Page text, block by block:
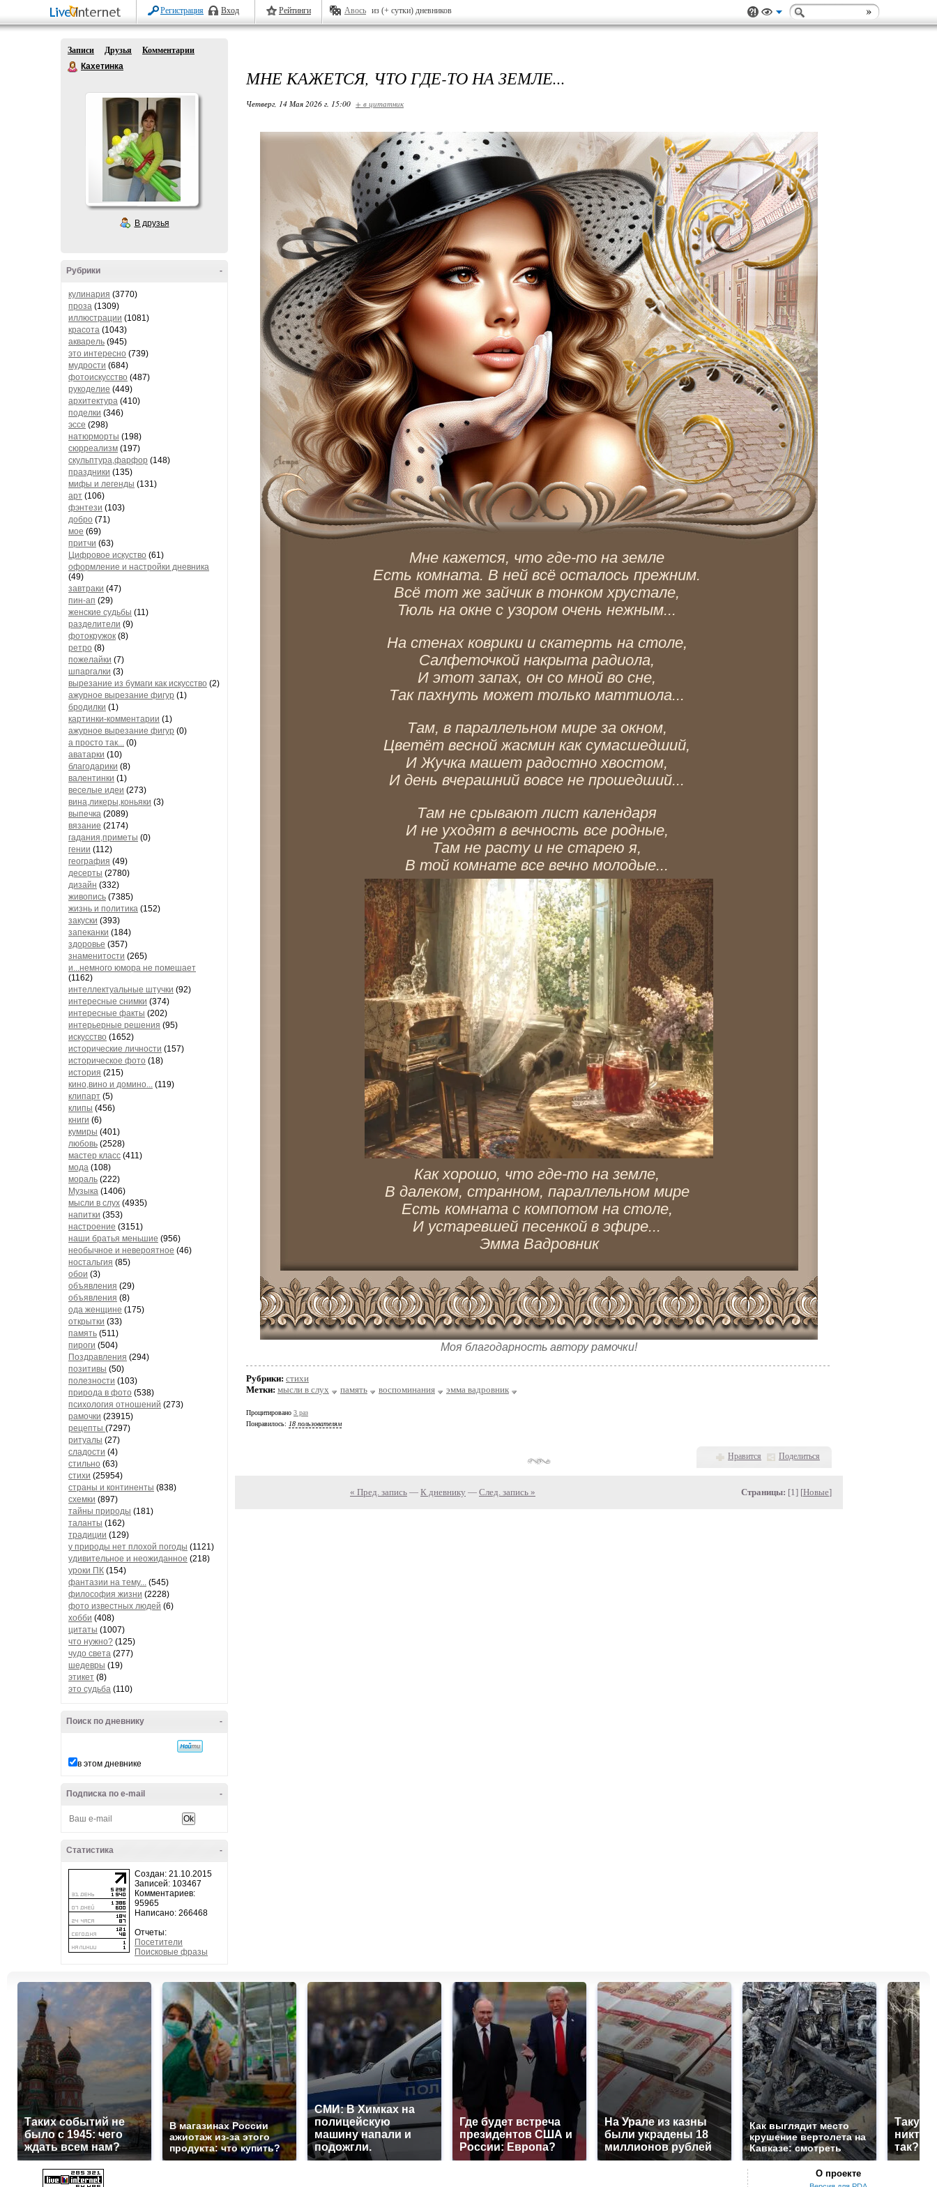
Регистрация Вход Рейтинги Авось из (+ сутки) дневников
Записи Друзья
Комментарии
Кахетинка
В друзья
-
Рубрики
кулинария (3770)
проза (1309)
иллюстрации (1081)
красота (1043)
акварель (945)
это интересно (739)
мудрости (684)
фотоискусство (487)
рукоделие (449)
архитектура (410)
поделки (346)
эссе (298)
натюрморты (198)
сюрреализм (197)
скульптура,фарфор (148)
праздники (135)
мифы и легенды (131)
арт (106)
фэнтези (103)
добро (71)
мое (69)
притчи (63)
Цифровое искуство (61)
оформление и настройки дневника
(49)
завтраки (47)
пин-ап (29)
женские судьбы (11)
разделители (9)
фотокружок (8)
ретро (8)
пожелайки (7)
шпаргалки (3)
вырезание из бумаги как искусство (2)
ажурное вырезание фигур (1)
бродилки (1)
картинки-комментарии (1)
ажурное вырезание фигур (0)
а просто так... (0)
аватарки (10)
благодарики (8)
валентинки (1)
веселые идеи (273)
вина,ликеры,коньяки (3)
выпечка (2089)
вязание (2174)
гадания,приметы (0)
гении (112)
география (49)
десерты (2780)
дизайн (332)
живопись (7385)
жизнь и политика (152)
закуски (393)
запеканки (184)
здоровье (357)
знаменитости (265)
и...немного юмора не помешает
(1162)
интеллектуальные штучки (92)
интересные снимки (374)
интересные факты (202)
интерьерные решения (95)
искусство (1652)
исторические личности (157)
историческое фото (18)
история (215)
кино,вино и домино... (119)
клипарт (5)
клипы (456)
книги (6)
кумиры (401)
любовь (2528)
мастер класс (411)
мода (108)
мораль (222)
Музыка (1406)
мысли в слух (4935)
напитки (353)
настроение (3151)
наши братья меньшие (956)
необычное и невероятное (46)
ностальгия (85)
обои (3)
объявления (29)
объявления (8)
ода женщине (175)
открытки (33)
память (511)
пироги (504)
Поздравления (294)
позитивы (50)
полезности (103)
природа в фото (538)
психология отношений (273)
рамочки (23915)
рецепты (7297)
ритуалы (27)
сладости (4)
стильно (63)
стихи (25954)
страны и континенты (838)
схемки (897)
тайны природы (181)
таланты (162)
традиции (129)
у природы нет плохой погоды (1121)
удивительное и неожиданное (218)
уроки ПК (154)
фантазии на тему... (545)
философия жизни (2228)
фото известных людей (6)
хобби (408)
цитаты (1007)
что нужно? (125)
чудо света (277)
шедевры (19)
этикет (8)
это судьба (110)
-
Поиск по дневнику
в этом дневнике
-
Подписка по e-mail
-
Статистика
Создан: 21.10.2015
Записей: 103467
Комментариев:
95965
Написано: 266468
Отчеты:
Посетители
Поисковые фразы
МНЕ КАЖЕТСЯ, ЧТО ГДЕ-ТО НА ЗЕМЛЕ...
Четверг, 14 Мая 2026 г. 15:00 + в цитатник
Мне кажется, что где-то на земле
Есть комната. В ней всё осталось прежним.
Всё тот же зайчик в тонком хрустале,
Тюль на окне с узором очень нежным...
На стенах коврики и скатерть на столе,
Салфеточкой накрыта радиола,
И этот запах, он со мной во сне,
Так пахнуть может только маттиола...
Там, в параллельном мире за окном,
Цветёт весной жасмин как сумасшедший,
И Жучка машет радостно хвостом,
И день вчерашний вовсе не прошедший...
Там не срывают лист календаря
И не уходят в вечность все родные,
Там не расту и не старею я,
В той комнате все вечно молодые...
Как хорошо, что где-то на земле,
В далеком, странном, параллельном мире
Есть комната с компотом на столе,
И устаревшей песенкой в эфире...
Эмма Вадровник
Моя благодарность автору рамочки!
Рубрики: стихи
Метки: мысли в слух память воспоминания эмма вадровник
Процитировано 3 раз
Понравилось: 18 пользователям
Нравится Поделиться
« Пред. запись — К дневнику — След. запись » Страницы: [1] [Новые]
Таких событий не
было с 1945: чего
ждать всем нам?
В магазинах России
ажиотаж из-за этого
продукта: что купить?
СМИ: В Химках на
полицейскую
машину напали и
подожгли.
Где будет встреча
президентов США и
России: Европа?
На Урале из казны
были украдены 18
миллионов рублей
Как выглядит место
крушение вертолета на
Кавказе: смотреть
Такую
никто
так?!
О проекте